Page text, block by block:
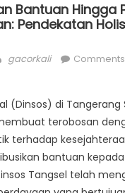
Bantuan Hingga
Pendekatan
Author
gacorkali
(Dinsos) di
terobosan
terhadap
bantuan
Tangsel telah